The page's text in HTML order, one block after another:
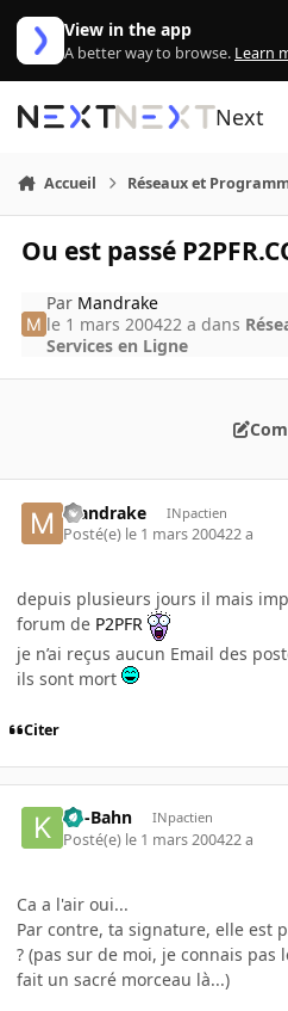
Aller au contenu
View in the app
A better way to browse. Learn
Next
Accueil Réseaux et
Ou est passé
Par Mandrake
le 1 mars 200422 a dans
Services en Ligne
Mandrake INpactien
Posté(e) le 1 mars 200422 a
depuis plusieurs jours il mais
forum de P2PFR
je n’ai reçus aucun Email des
ils sont mort
Citer
Ko-Bahn INpactien
Posté(e) le 1 mars 200422 a
Ca a l'air oui...
Par contre, ta signature, elle est
? (pas sur de moi, je connais pas
fait un sacré morceau là...)